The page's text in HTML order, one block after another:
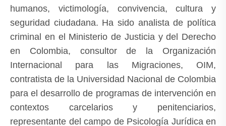
humanos, victimología, convivencia, cultura y
seguridad ciudadana. Ha sido analista de política
criminal en el Ministerio de Justicia y del Derecho
en Colombia, consultor de la Organización
Internacional para las Migraciones, OIM,
contratista de la Universidad Nacional de Colombia
para el desarrollo de programas de intervención en
contextos carcelarios y penitenciarios,
representante del campo de Psicología Jurídica en